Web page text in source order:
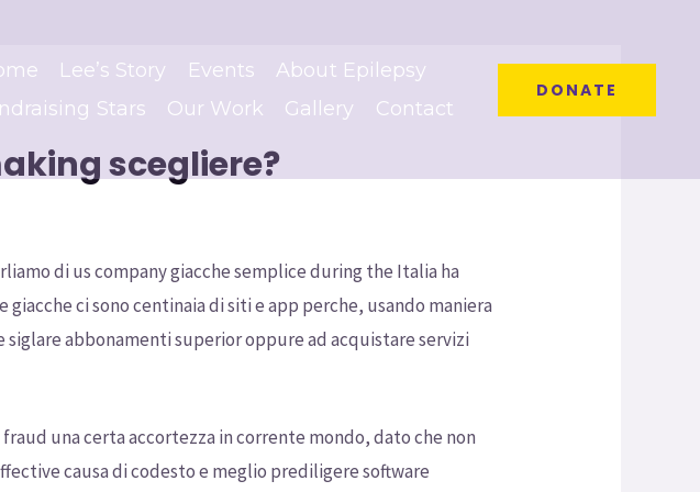
Lee’s Story Events
About Epilepsy
Stars
Our Work Gallery Contact
DONATE
scegliere?
di us company giacche semplice during the Italia ha
ci sono centinaia di siti e app perche, usando maniera
abbonamenti superior oppure ad acquistare servizi
una certa accortezza in corrente mondo, dato che non
causa di codesto e meglio prediligere software